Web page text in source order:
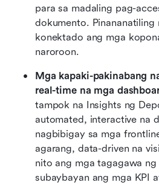
para sa madaling pag-
dokumento. Pinananatiling
konektado ang mga
naroroon.
Mga kapaki-pakinabang
real-time na mga
tampok na Insights ng
automated, interactive na
nagbibigay sa mga
agarang, data-driven na
nito ang mga tagagawa ng
subaybayan ang mga KPI